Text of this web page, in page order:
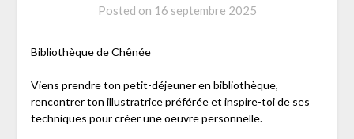
Posted on 16 septembre 2025
Bibliothèque de Chênée
Viens prendre ton petit-déjeuner en bibliothèque,
rencontrer ton illustratrice préférée et inspire-toi de ses
techniques pour créer une oeuvre personnelle.